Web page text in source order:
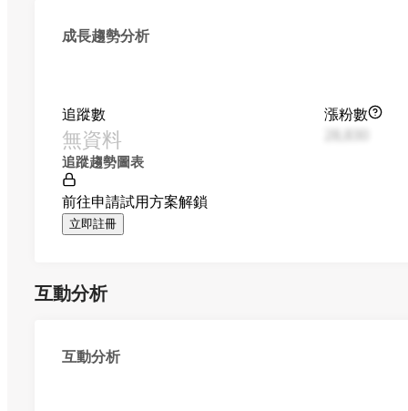
成長趨勢分析
追蹤數
無資料
漲粉數
追蹤趨勢圖表
前往申請試用方案解鎖
立即註冊
互動分析
互動分析